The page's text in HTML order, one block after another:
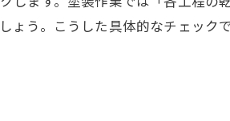
ょう。こうした具体的なチェック